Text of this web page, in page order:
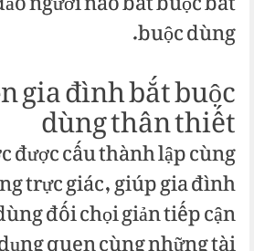
buộc dùng.
gia đình bắt buộc
dùng thân thiết
cấu thành lập cùng
trực giác, giúp gia đình
đối chọi giản tiếp cận